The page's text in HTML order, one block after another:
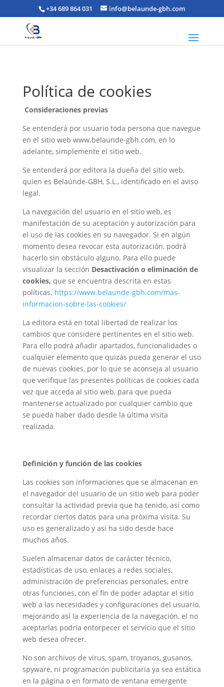
+34 689 864 031 info@belaunde-gbh.com
Política de cookies
Consideraciones previas
Se entenderá por usuario toda persona que navegue
en el sitio web www.belaunde-gbh.com, en lo
adelante, simplemente el sitio web.
Se entenderá por editora la dueña del sitio web,
quien es Belaúnde-GBH, S.L., identificado en el aviso
legal.
La navegación del usuario en el sitio web, es
manifestación de su aceptación y autorización para
el uso de las cookies en su navegador. Si en algún
momento desea revocar esta autorización, podrá
hacerlo sin obstáculo alguno. Para ello puede
visualizar la sección Desactivación o eliminación de
cookies, que se encuentra descrita en estas
políticas. https://www.belaunde-gbh.com/mas-
informacion-sobre-las-cookies/
La editora está en total libertad de realizar los
cambios que considere pertinentes en el sitio web.
Para ello podrá añadir apartados, funcionalidades o
cualquier elemento que quizás pueda generar el uso
de nuevas cookies, por lo que se aconseja al usuario
que verifique las presentes políticas de cookies cada
vez que acceda al sitio web, para que pueda
mantenerse actualizado por cualquier cambio que
se pueda haber dado desde la última visita
realizada.
Definición y función de las cookies
Las cookies son informaciones que se almacenan en
el navegador del usuario de un sitio web para poder
consultar la actividad previa que ha tenido, así como
recordar ciertos datos para una próxima visita. Su
uso es generalizado y así ha sido desde hace
muchos años.
Suelen almacenar datos de carácter técnico,
estadísticas de uso, enlaces a redes sociales,
administración de preferencias personales, entre
otras funciones, con el fin de poder adaptar el sitio
web a las necesidades y configuraciones del usuario,
mejorando así la experiencia de la navegación, el no
aceptarlas podría entorpecer el servicio que el sitio
web desea ofrecer.
No son archivos de virus, spam, troyanos, gusanos,
spyware, ni programación publicitaria ya sea estática
en la página o en formato de ventana emergente